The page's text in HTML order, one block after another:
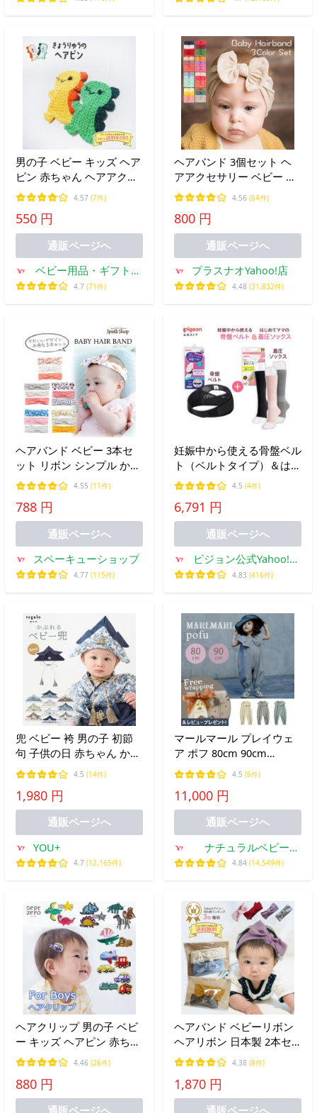
男の子 ベビー キッズ ヘア
ピン 赤ちゃん ヘアアクセ
サリー 髪飾り 恐竜 髪留め
ボーイズ 髪の毛
4.57 (7件)
550 円
通販ページへ
ベビー用品・ギフトの
セットゼロ
4.7 (71件)
ヘアバンド 3個セット ヘ
アアクセサリー ベビー 子
供用 キッズ 赤ちゃん ヘッ
ドバンド リボン 無地?カラ
バリ豊富 記念撮影 可愛い
出産祝い 新生
4.56 (64件)
800 円
通販ページへ
プラスナオYahoo!店
4.48 (31,832件)
ヘアバンド ベビー 3本セ
ット リボン シンプル かわ
いい ヘアアクセサリー カ
チューシャ 赤ちゃん 髪飾
り花柄 ボーダー 送料無料
4.55 (11件)
788 円
通販ページへ
スペーキューショップ
4.77 (115件)
妊娠中から使える骨盤ベル
ト（ベルトタイプ）＆はじ
めてママの着圧ソックス
妊婦 マタニティ レディー
ス 出産準備 産前産後 妊娠
祝い 靴下 ピジョン pigeon
4.5 (4件)
6,791 円
通販ページへ
ピジョン公式Yahoo!シ
ョッピング店
4.83 (416件)
兜 ベビー 袴 男の子 初節
句 子供の日 赤ちゃん かぶ
れる 端午の節句 お正月 お
宮参り お食い初め 七五三
帽子 かぶと ベビー用 タッ
セル付き兜 regalo piu
4.5 (14件)
1,980 円
通販ページへ
YOU+
4.7 (12,165件)
マールマール プレイウェ
ア ポフ 80cm 90cm
MARLMARL pofu 1歳 2歳
キッズ 子供服 ベビー服 ユ
ニセックス ロンパース 外
遊び ジャンプスーツ 半袖
4.5 (6件)
11,000 円
通販ページへ
ナチュラルベビー
Natural Baby
4.84 (14,549件)
ヘアクリップ 男の子 ベビ
ー キッズ ヘアピン 赤ちゃ
ん ヘアアクセサリー 髪飾
り 恐竜 髪留め 乗り物好き
初節句 端午の節句 こども
の日 ヘアクリップ
4.46 (26件)
880 円
通販ページへ
ヘアバンド ベビーリボン
ヘアリボン 日本製 2本セ
ット コットンリブ 赤ちゃ
んリボン ハーフバースデ
ー クリックポスト送料無
料
4.38 (8件)
1,870 円
通販ページへ